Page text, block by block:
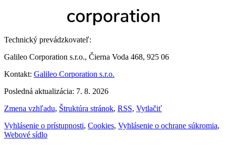
Technický prevádzkovateľ:
Galileo Corporation s.r.o., Čierna Voda 468, 925 06
Kontakt: Galileo Corporation s.r.o.
Posledná aktualizácia: 7. 8. 2026
Zmena vzhľadu, Štruktúra stránok, RSS, Vytlačiť
Vyhlásenie o prístupnosti, Cookies, Vyhlásenie o ochrane súkromia,
Webové sídlo